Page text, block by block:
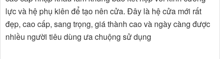
lực và hệ phụ kiên để tạo nên cửa. Đây là hệ cửa mới rất
đẹp, cao cấp, sang trọng, giá thành cao và ngày càng được
nhiều người tiêu dùng ưa chuộng sử dụng